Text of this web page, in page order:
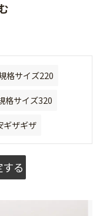
格サイズ220
格サイズ320
ギザギザ
る